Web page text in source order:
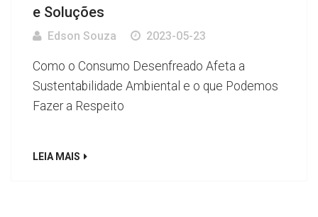
e Soluções
Edson Souza 2023-05-23
Como o Consumo Desenfreado Afeta a
Sustentabilidade Ambiental e o que Podemos
Fazer a Respeito
LEIA MAIS